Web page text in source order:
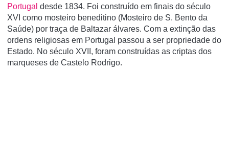
Portugal desde 1834. Foi construí­do em finais do século
XVI como mosteiro beneditino (Mosteiro de S. Bento da
Saúde) por traça de Baltazar álvares. Com a extinção das
ordens religiosas em Portugal passou a ser propriedade do
Estado. No século XVII, foram construí­das as criptas dos
marqueses de Castelo Rodrigo.